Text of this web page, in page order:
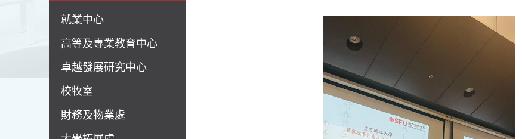
就業中心
高等及專業教育中心
卓越發展研究中心
校牧室
財務及物業處